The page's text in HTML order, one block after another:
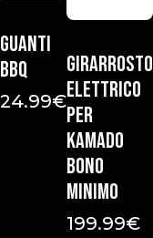
Guanti
bbq
24.99€
Girarrosto
elettrico
per
Kamado
Bono
Minimo
199.99€